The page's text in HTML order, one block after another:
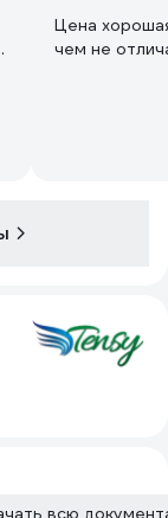
Цена
чем не
всю